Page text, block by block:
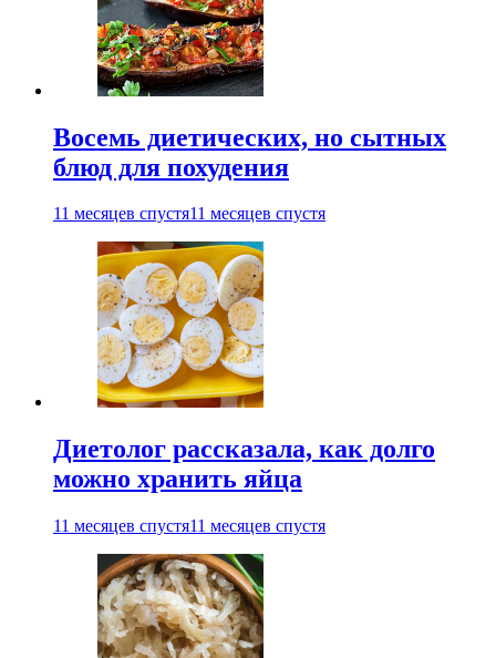
Восемь диетических, но сытных
блюд для похудения
11 месяцев спустя11 месяцев спустя
Диетолог рассказала, как долго
можно хранить яйца
11 месяцев спустя11 месяцев спустя